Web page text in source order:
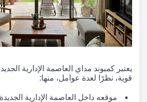
يعتبر كمبوند مداي العاصمة الإدارية
قوية، نظرًا لعدة عوامل، منها:
موقعه داخل العاصمة الإدارية الجديدة